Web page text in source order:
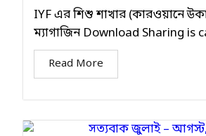
IYF এর শিশু শাখার (কারওয়ানে
ম্যাগাজিন Download Sharing is
Read More